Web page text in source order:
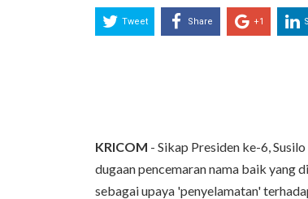
Tweet Share +1
KRICOM - Sikap Presiden ke-6,
dugaan pencemaran nama baik yang
sebagai upaya 'penyelamatan'